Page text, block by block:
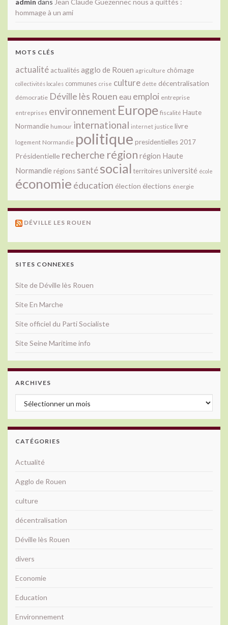
hommage à un ami
MOTS CLÉS
actualité actualitésagglo de Rouen agriculture chômage
collectivités locales communes crise culture dette décentralisation
démocratie Déville lès Rouen eau emploi entreprise
entreprises environnement Europe fiscalité Haute
Normandie humour international internet justice livre
logement Normandie politique presidentielles 2017
Présidentielle recherche région région Haute
Normandie régions santésocial territoiresuniversité école
économie éducation élection élections énergie
DÉVILLE LES ROUEN
SITES CONNEXES
Site de Déville lès Rouen
Site En Marche
Site officiel du Parti Socialiste
Site Seine Maritime info
ARCHIVES
Archives
CATÉGORIES
Actualité
Agglo de Rouen
culture
décentralisation
Déville lès Rouen
divers
Economie
Education
Environnement